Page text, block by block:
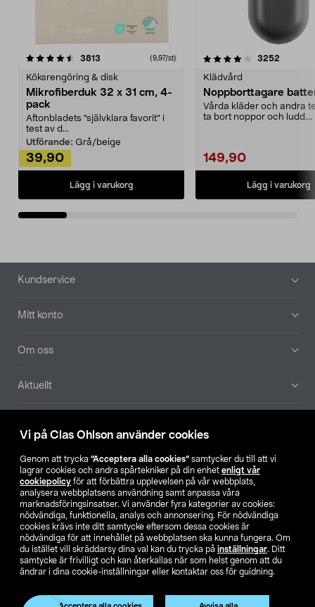
Vi på Clas Ohlson använder cookies
Genom att trycka ”Acceptera alla cookies” samtycker du till att vi
lagrar cookies och andra spårtekniker på din enhet enligt vår
cookiepolicy för att förbättra upplevelsen på vår webbplats,
analysera webbplatsens användning samt anpassa våra
marknadsföringsinsatser. Vi använder fyra kategorier av cookies:
nödvändiga, funktionella, analys och annonsering. För nödvändiga
cookies krävs inte ditt samtycke eftersom dessa cookies är
nödvändiga för att innehållet på webbplatsen ska kunna fungera. Om
du istället vill skräddarsy dina val kan du trycka på inställningar. Ditt
samtycke är frivilligt och kan återkallas när som helst genom att du
ändrar i dina cookie-inställningar eller kontaktar oss för guidning.
Produkten har utgått
3813 (9,97/st)
Köksrengöring & disk
Mikrofiberduk 32 x 31 cm, 4-
pack
Aftonbladets "självklara favorit” i
test av d...
Utförande: Grå/beige
39,90
Lägg i varukorg
4.0av 5 stjärnor 3252
Klädvård
Noppborttagare
Vårda kläder och andra
ta bort noppor och ludd.
149,90
Lägg i varukorg
4.5av 5 stjärnor
Sidfot
Kundservice
Mitt konto
Om oss
Aktuellt
Hitta butik
SE NO FI
Ändra till priser exklusive moms